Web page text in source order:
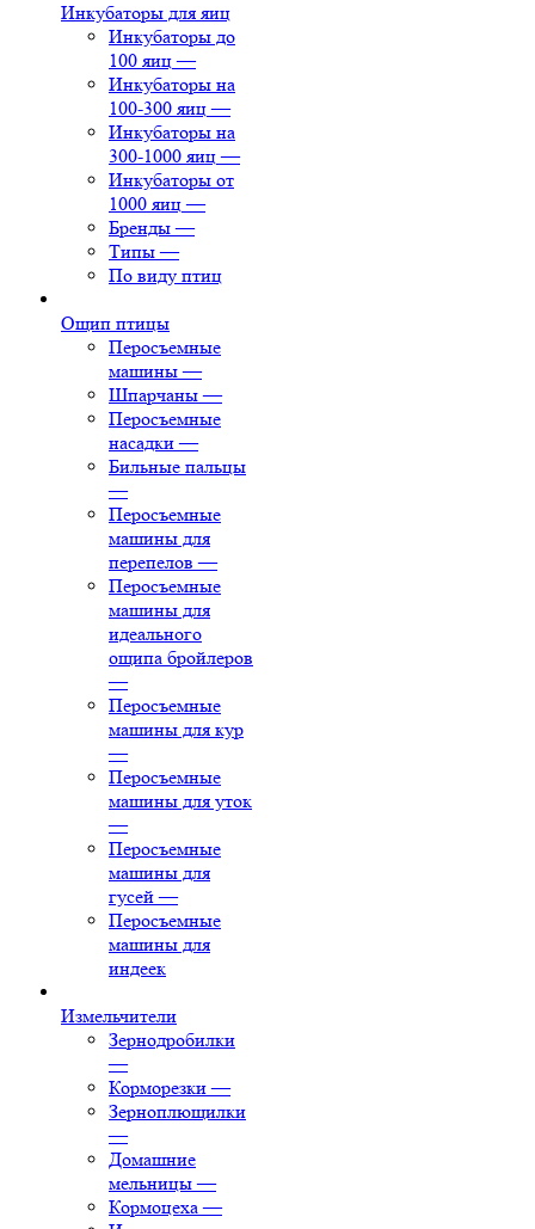
Инкубаторы для яиц
Инкубаторы до
100 яиц —
Инкубаторы на
100-300 яиц —
Инкубаторы на
300-1000 яиц —
Инкубаторы от
1000 яиц —
Бренды —
Типы —
По виду птиц
Ощип птицы
Перосъемные
машины —
Шпарчаны —
Перосъемные
насадки —
Бильные пальцы
—
Перосъемные
машины для
перепелов —
Перосъемные
машины для
идеального
ощипа бройлеров
—
Перосъемные
машины для кур
—
Перосъемные
машины для уток
—
Перосъемные
машины для
гусей —
Перосъемные
машины для
индеек
Измельчители
Зернодробилки
—
Корморезки —
Зерноплющилки
—
Домашние
мельницы —
Кормоцеха —